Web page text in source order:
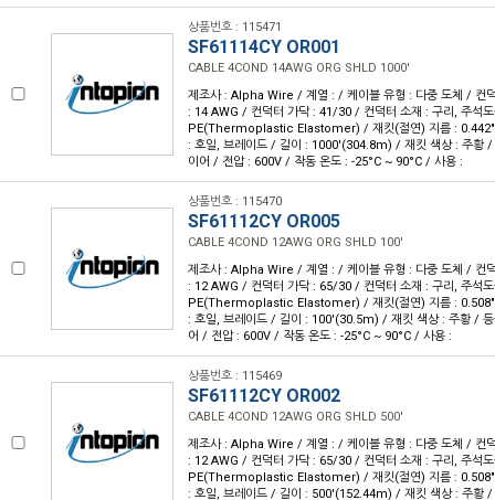
상품번호 : 115471
SF61114CY OR001
CABLE 4COND 14AWG ORG SHLD 1000'
제조사 : Alpha Wire / 계열 : / 케이블 유형 : 다중 도체 / 컨
: 14 AWG / 컨덕터 가닥 : 41/30 / 컨덕터 소재 : 구리, 주석
PE(Thermoplastic Elastomer) / 재킷(절연) 지름 :
: 호일, 브레이드 / 길이 : 1000'(304.8m) / 재킷 색상 : 주황 /
이어 / 전압 : 600V / 작동 온도 : -25°C ~ 90°C / 사용 :
상품번호 : 115470
SF61112CY OR005
CABLE 4COND 12AWG ORG SHLD 100'
제조사 : Alpha Wire / 계열 : / 케이블 유형 : 다중 도체 / 컨
: 12 AWG / 컨덕터 가닥 : 65/30 / 컨덕터 소재 : 구리, 주석
PE(Thermoplastic Elastomer) / 재킷(절연) 지름 :
: 호일, 브레이드 / 길이 : 100'(30.5m) / 재킷 색상 : 주황 /
어 / 전압 : 600V / 작동 온도 : -25°C ~ 90°C / 사용 :
상품번호 : 115469
SF61112CY OR002
CABLE 4COND 12AWG ORG SHLD 500'
제조사 : Alpha Wire / 계열 : / 케이블 유형 : 다중 도체 / 컨
: 12 AWG / 컨덕터 가닥 : 65/30 / 컨덕터 소재 : 구리, 주석
PE(Thermoplastic Elastomer) / 재킷(절연) 지름 :
: 호일, 브레이드 / 길이 : 500'(152.44m) / 재킷 색상 : 주황 /